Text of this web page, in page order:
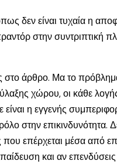
δεν είναι τυχαία η
στην συντριπτική
στο άρθρο. Μα το
χώρου, οι κάθε
η εγγενής
επικινδυνότητα.
επέρχεται μέσα από
και αν